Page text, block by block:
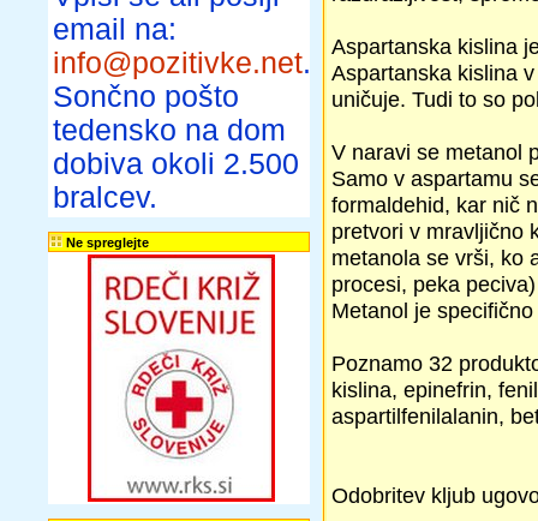
email na:
info@pozitivke.net.
Sončno pošto
tedensko na dom
dobiva okoli 2.500
bralcev.
Ne spreglejte
Aspartanska kislina
Aspartanska kislina
uničuje. Tudi to so
V naravi se metanol
Samo v aspartamu
formaldehid, kar nič
pretvori v mravljično
metanola se vrši, ko
procesi, peka
Metanol je
Poznamo 32
kislina, epinefrin,
aspartilfenilalanin,
Odobritev kljub